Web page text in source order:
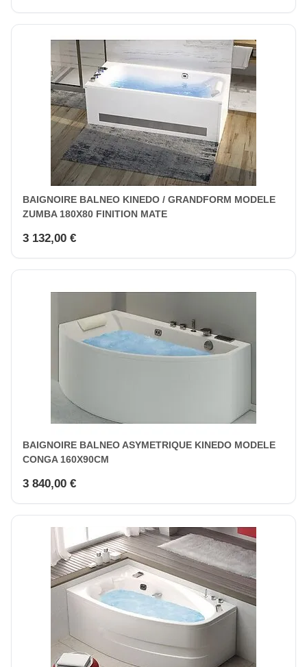
BAIGNOIRE BALNEO KINEDO / GRANDFORM MODELE
ZUMBA 180X80 FINITION MATE
3 132,00 €
BAIGNOIRE BALNEO ASYMETRIQUE KINEDO MODELE
CONGA 160X90CM
3 840,00 €